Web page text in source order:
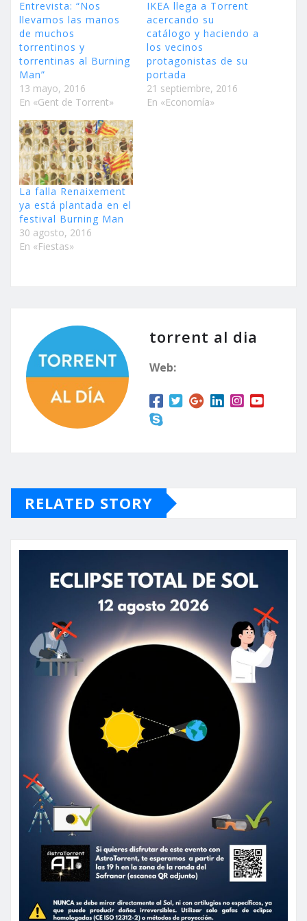
Entrevista: “Nos
llevamos las manos
de muchos
torrentinos y
torrentinas al Burning
Man”
13 mayo, 2016
En «Gent de Torrent»
IKEA llega a Torrent
acercando su
catálogo y haciendo a
los vecinos
protagonistas de su
portada
21 septiembre, 2016
En «Economía»
La falla Renaixement
ya está plantada en el
festival Burning Man
30 agosto, 2016
En «Fiestas»
torrent al dia
Web:
RELATED STORY